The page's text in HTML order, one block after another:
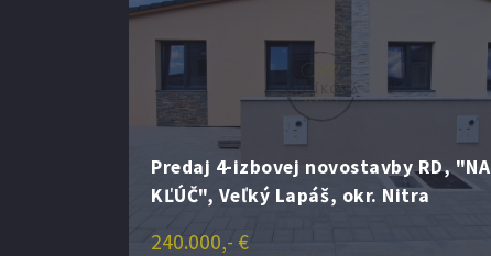
Predaj 4-izbovej novostavby RD, "NA
KĽÚČ", Veľký Lapáš, okr. Nitra
240.000,- €